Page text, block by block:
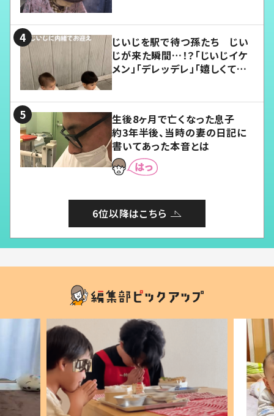
じいじを駅で待つ孫たち じい
じが来た瞬間…！？「じいじイケ
メン」「デレッデレ」「嬉しくて可
生後8ヶ月で亡くなった息子
約3年半後、当時の妻の日記に
書いてあった本音とは
6位以降はこちら